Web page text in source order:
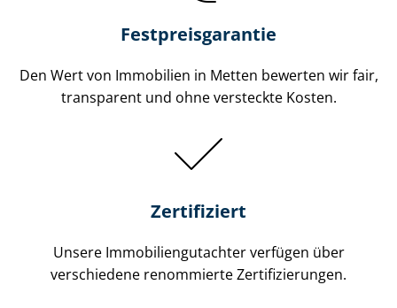
Festpreis​garantie
Den Wert von Immobilien in Metten bewerten wir fair,
transparent und ohne versteckte Kosten.
Zertifiziert
Unsere Immobilien­gutachter verfügen über
verschiedene renommierte Zer­ti­fi­zie­run­gen.